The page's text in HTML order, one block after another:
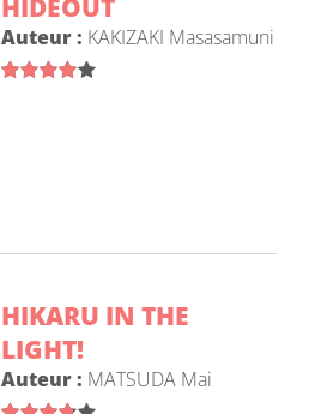
HIDEOUT
Auteur : KAKIZAKI Masasamuni
HIKARU IN THE
LIGHT!
Auteur : MATSUDA Mai